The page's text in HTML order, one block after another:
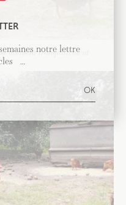
dorment tranquillement
notre lettre
…